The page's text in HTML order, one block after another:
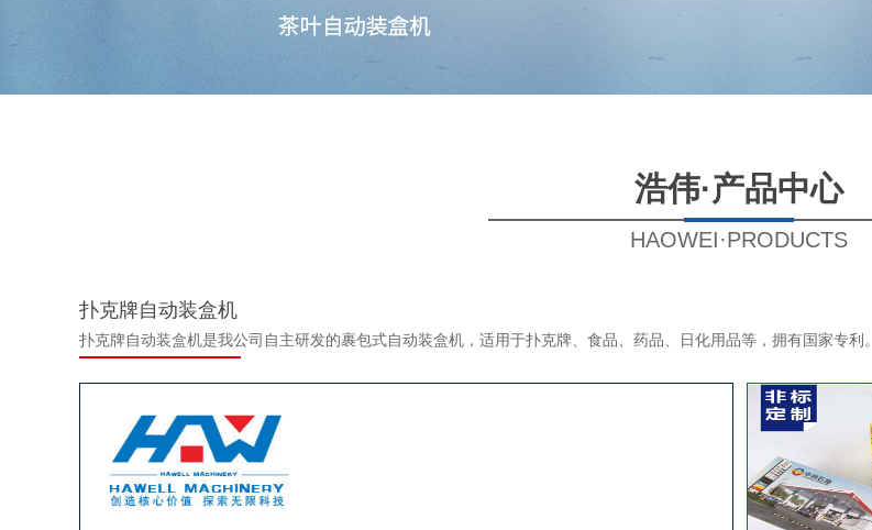
浩伟·产品中心
HAOWEI·PRODUCTS
扑克牌自动装盒机
扑克牌自动装盒机是我公司自主研发的裹包式自动装盒机，适用于扑克牌、食品、药品、日化用品等，拥有国家专利。